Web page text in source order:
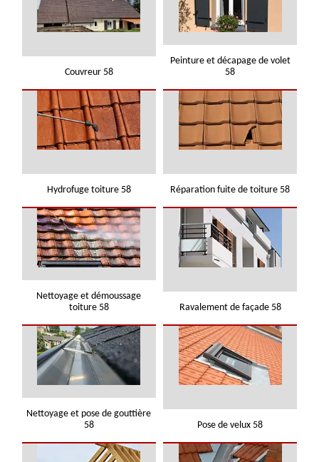
Couvreur 58
Peinture et décapage de volet
58
Hydrofuge toiture 58 Réparation fuite de toiture 58
Nettoyage et démoussage
toiture 58
Ravalement de façade 58
Nettoyage et pose de gouttière
58
Pose de velux 58